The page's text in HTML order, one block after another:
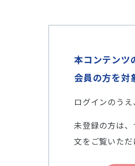
本コンテンツ
会員の方を対
ログインのうえ
未登録の方は
文をご覧いただ